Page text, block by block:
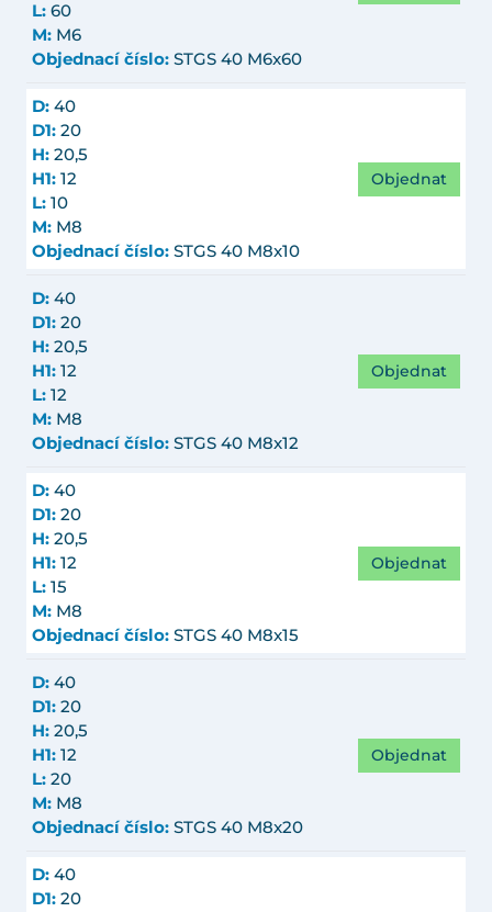
L: 60
M: M6
Objednací číslo: STGS 40 M6x60
D: 40
D1: 20
H: 20,5
H1: 12
L: 10
M: M8
Objednací číslo: STGS 40 M8x10
Objednat
D: 40
D1: 20
H: 20,5
H1: 12
L: 12
M: M8
Objednací číslo: STGS 40 M8x12
Objednat
D: 40
D1: 20
H: 20,5
H1: 12
L: 15
M: M8
Objednací číslo: STGS 40 M8x15
Objednat
D: 40
D1: 20
H: 20,5
H1: 12
L: 20
M: M8
Objednací číslo: STGS 40 M8x20
Objednat
D: 40
D1: 20